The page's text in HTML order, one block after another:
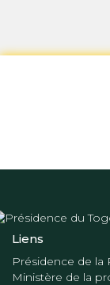
Liens
Présidence de la
Ministère de la